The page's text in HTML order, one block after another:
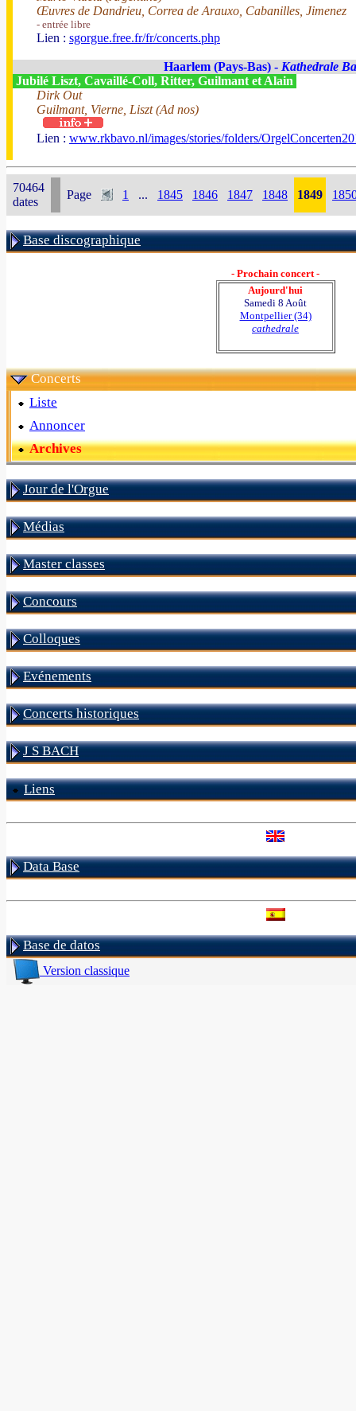
Œuvres de Dandrieu, Correa de Arauxo, Cabanilles, Jimenez
- entrée libre
Lien : sgorgue.free.fr/fr/concerts.php
Haarlem (Pays-Bas) - Kathedrale
Jubilé Liszt, Cavaillé-Coll, Ritter, Guilmant et Alain
Dirk Out
Guilmant, Vierne, Liszt (Ad nos)
Lien : www.rkbavo.nl/images/stories/folders/
70464
dates
Page 1 ... 1845 1846 1847 1848 1849
Base discographique
- Prochain concert -
Aujourd'hui
Samedi 8 Août
Montpellier (34)
cathedrale
Concerts
Liste
Annoncer
Archives
Jour de l'Orgue
Médias
Master classes
Concours
Colloques
Evénements
Concerts historiques
J S BACH
Liens
Data Base
Base de datos
Version classique